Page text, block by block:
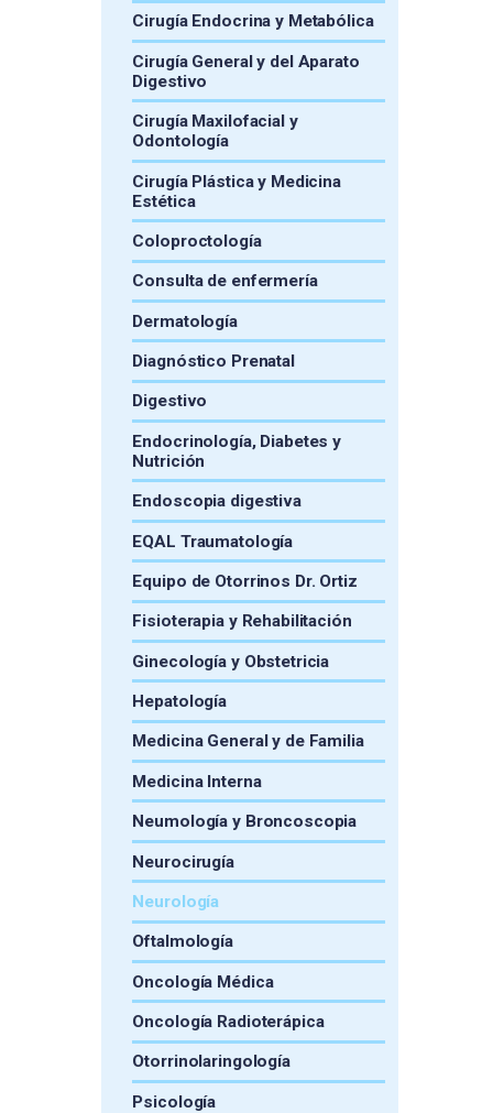
Cirugía Endocrina y Metabólica
Cirugía General y del Aparato
Digestivo
Cirugía Maxilofacial y
Odontología
Cirugía Plástica y Medicina
Estética
Coloproctología
Consulta de enfermería
Dermatología
Diagnóstico Prenatal
Digestivo
Endocrinología, Diabetes y
Nutrición
Endoscopia digestiva
EQAL Traumatología
Equipo de Otorrinos Dr. Ortiz
Fisioterapia y Rehabilitación
Ginecología y Obstetricia
Hepatología
Medicina General y de Familia
Medicina Interna
Neumología y Broncoscopia
Neurocirugía
Neurología
Oftalmología
Oncología Médica
Oncología Radioterápica
Otorrinolaringología
Psicología